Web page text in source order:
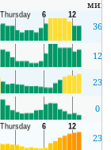
мин
36
12
23
0
23